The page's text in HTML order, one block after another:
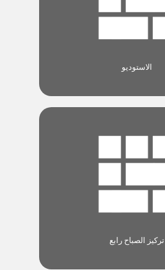
الاستوديو
تركيز الصباح رابع